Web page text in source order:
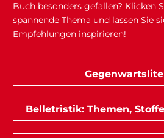
Buch besonders gefallen? Klicken
spannende Thema und lassen Sie
Empfehlungen inspirieren!
Belletristik: Themen,